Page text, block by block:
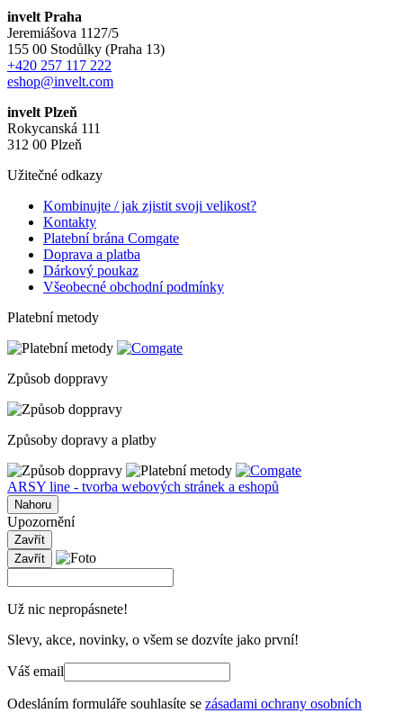
invelt Praha
Jeremiášova 1127/5
155 00 Stodůlky (Praha 13)
+420 257 117 222
eshop@invelt.com
invelt Plzeň
Rokycanská 111
312 00 Plzeň
Užitečné odkazy
Kombinujte / jak zjistit svoji velikost?
Kontakty
Platební brána Comgate
Doprava a platba
Dárkový poukaz
Všeobecné obchodní podmínky
Platební metody
Způsob doppravy
Způsoby dopravy a platby
ARSY line - tvorba webových stránek a eshopů
Nahoru
Upozornění
Zavřít
Zavřít
Už nic nepropásnete!
Slevy, akce, novinky, o všem se dozvíte jako první!
Váš email
Odesláním formuláře souhlasíte se zásadami ochrany osobních